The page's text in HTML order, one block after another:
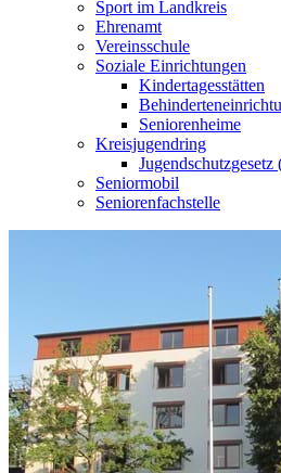
Sport im Landkreis
Ehrenamt
Vereinsschule
Soziale Einrichtungen
Kindertagesstätten
Seniorenheime
Kreisjugendring
Jugendschutzgesetz
Seniormobil
Seniorenfachstelle